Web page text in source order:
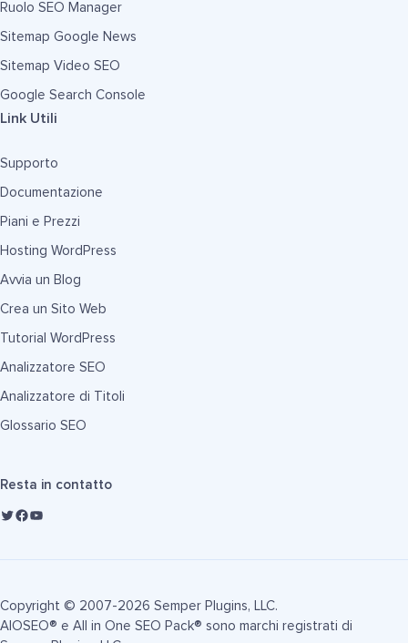
Ruolo SEO Manager
Sitemap Google News
Sitemap Video SEO
Google Search Console
Link Utili
Supporto
Documentazione
Piani e Prezzi
Hosting WordPress
Avvia un Blog
Crea un Sito Web
Tutorial WordPress
Analizzatore SEO
Analizzatore di Titoli
Glossario SEO
Resta in contatto
Copyright © 2007-2026 Semper Plugins, LLC.
AIOSEO® e All in One SEO Pack® sono marchi registrati di